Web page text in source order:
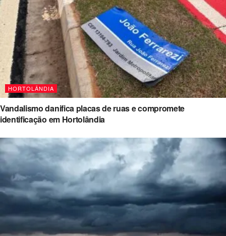
HORTOLÂNDIA
Vandalismo danifica placas de ruas e compromete
identificação em Hortolândia